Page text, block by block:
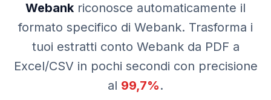
Webank riconosce automaticamente il
formato specifico di Webank. Trasforma i
tuoi estratti conto Webankda PDF a
Excel/CSV in pochi secondi con precisione
al 99,7%.